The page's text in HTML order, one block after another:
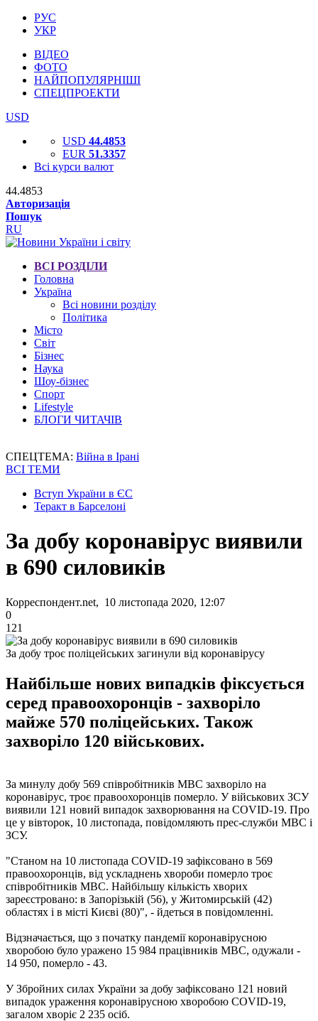
РУС
УКР
ВІДЕО
ФОТО
НАЙПОПУЛЯРНІШІ
СПЕЦПРОЕКТИ
USD
USD 44.4853
EUR 51.3357
Всі курси валют
44.4853
Авторизація
Пошук
RU
ВСІ РОЗДІЛИ
Головна
Україна
Всі новини розділу
Політика
Місто
Світ
Бізнес
Наука
Шоу-бізнес
Спорт
Lifestyle
БЛОГИ ЧИТАЧІВ
СПЕЦТЕМА: Війна в Ірані
ВСІ ТЕМИ
Вступ України в ЄС
Теракт в Барселоні
За добу коронавірус виявили
в 690 силовиків
Корреспондент.net, 10 листопада 2020, 12:07
0
121
За добу троє поліцейських загинули від коронавірусу
Найбільше нових випадків фіксується
серед правоохоронців - захворіло
майже 570 поліцейських. Також
захворіло 120 військових.
За минулу добу 569 співробітників МВС захворіло на
коронавірус, троє правоохоронців померло. У військових ЗСУ
виявили 121 новий випадок захворювання на COVID-19. Про
це у вівторок, 10 листопада, повідомляють прес-служби МВС і
ЗСУ.
"Станом на 10 листопада COVID-19 зафіксовано в 569
правоохоронців, від ускладнень хвороби померло троє
співробітників МВС. Найбільшу кількість хворих
зареєстровано: в Запорізькій (56), у Житомирській (42)
областях і в місті Києві (80)", - йдеться в повідомленні.
Відзначається, що з початку пандемії коронавірусною
хворобою було уражено 15 984 працівників МВС, одужали -
14 950, померло - 43.
У Збройних силах України за добу зафіксовано 121 новий
випадок ураження коронавірусною хворобою COVID-19,
загалом хворіє 2 235 осіб.